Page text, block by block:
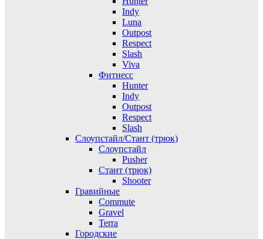
Indy
Luna
Outpost
Respect
Slash
Viva
Фитнесс
Hunter
Indy
Outpost
Respect
Slash
Слоупстайл/Стант (трюк)
Слоупстайл
Pusher
Стант (трюк)
Shooter
Гравийные
Commute
Gravel
Terra
Городские